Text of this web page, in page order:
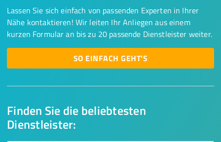
Finden Sie die beliebtesten
Dienstleister:
Lassen Sie sich einfach von passenden Experten in Ihrer
Nähe kontaktieren! Wir leiten Ihr Anliegen aus einem
kurzen Formular an bis zu 20 passende Dienstleister weiter.
SO EINFACH GEHT'S